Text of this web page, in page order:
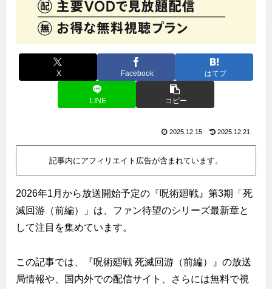
X Facebook はてブ
LINE コピー
2025.12.15 2025.12.21
記事内にアフィリエイト広告が含まれています。
2026年1月から放送開始予定の『呪術廻戦』第3期「死
滅回游（前編）」は、ファン待望のシリーズ最新章と
して注目を集めています。
この記事では、『呪術廻戦 死滅回游（前編）』の放送
局情報や、国内外での配信サイト、さらには無料で視